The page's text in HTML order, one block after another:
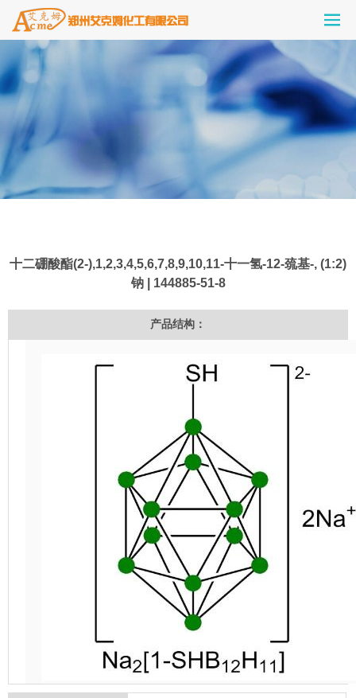
十二硼酸酯(2-),1,2,3,4,5,6,7,8,9,10,11-十一氢-12-巯基-, (1:2)
钠 | 144885-51-8
产品结构：